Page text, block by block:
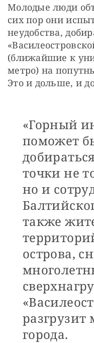
Молодые люди
сих пор они
неудобства,
(ближайшие к
метро) на
Это и дольше, и
«Горный
поможет
точки не
но и
также
острова,
разгрузит
города.